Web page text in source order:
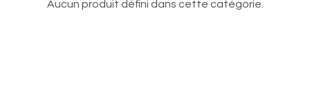
Aucun produit défini dans cette catégorie.